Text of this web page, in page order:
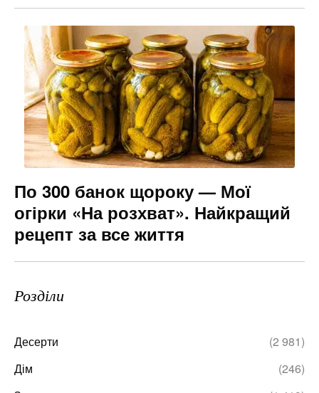
По 300 банок щороку — Мої
огірки «На розхват». Найкращий
рецепт за все життя
Розділи
Десерти
(2 981)
Дім
(246)